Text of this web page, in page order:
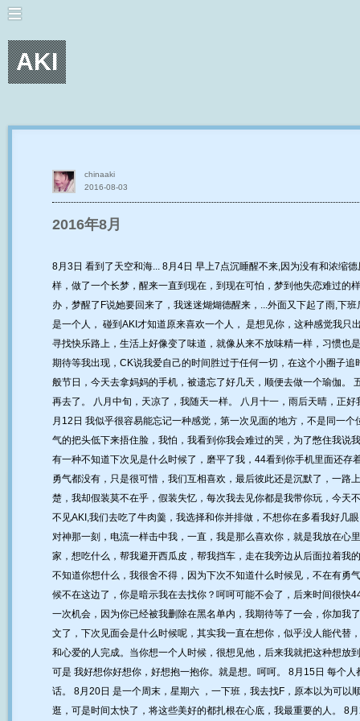
AKI
2016年8月
8月3日 看到了天空和海... 8月4日 早上7点沉睡醒不来,因为没有和浓缩
样，做了一个长梦，醒来一直到现在，到现在可怕，梦到他失恋难过的
办，梦醒了F说她要回来了，我迷迷煳煳德醒来，...外面又下起了雨,下
是一个人， 碰到AKI才知道原来喜欢一个人， 是想见你，这种感觉我
寻找快乐路上，生活上好像变了味道，就像从来不放味精一样，习惯也
期待等我出现，CK说我爱自己的时间胜过于任何一切，在这个小圈子
般节日，今天去拿妈妈的手机，被遗忘了好几天，顺便去做一个瑜伽。
再去了。 八月中旬，天凉了，我随天一样。 八月十一，雨后天晴，正
月12日 我似乎很容易能忘记一种感觉，第一次见面的地方，不是同一
气的把头低下来捂住脸，我怕，我看到你我会难过的哭，为了憋住我说
有一种不知道下次见是什么时候了，磨平了我，44看到你手机里面还
勇气都没有，只是很可惜，我们互相喜欢，最后彼此还是沉默了，一路
楚，我却假装莫不在乎，假装失忆，每次我去见你都是我带你玩，今天
不见AKI,我们去吃了牛肉羹，我选择和你并排做，不想你在多看我好几
对神那一刻，电流一样击中我，一直，我是那么喜欢你，就是我放在心
家，想吃什么，帮我避开西瓜皮，帮我挡车，走在我旁边从后面拉着我
不知道你想什么，我很舍不得，因为下次不知道什么时候见，不在有勇
候不在这边了，你是暗示我在去找你？呵呵可能不会了，后来时间很快
一次机会，因为你已经被我删除在黑名单内，我期待等了一会，你加我
文了，下次见面会是什么时候呢，其实我一直在想你，似乎没人能代替
和心爱的人完成。当你想一个人时候，很想见他，后来我就把这种想放
可是 我好想你好想你，好想抱一抱你。就是想。呵呵。 8月15日 每个
话。 8月20日 是一个周末，星期六 ，一下班，我去找F，原本以为可以
逛，可是时间太快了，将这些美好的都扎根在心底，我最重要的人。 8
2016-08-03
chinaaki